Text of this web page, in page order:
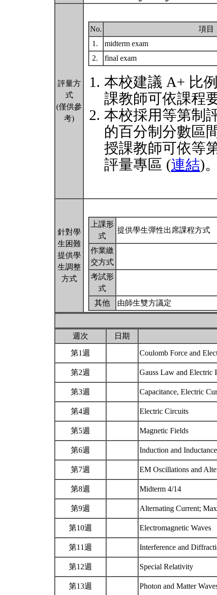
評量方
式
(僅供參
考)
No.
項目
1.
midterm exam
2.
final exam
本校建議 A+ 比
課教師可依課程
本校採用等第制
的百分制分數區
授課教師可依等
評量專區 (連結)
針對學
生困難
提供學
生調整
方式
上課形
式
提供學生彈性出席課程方式
作業繳
交方式
考試形
式
其他
由師生雙方議定
週次 日期
第1週 Coulomb Force and
第2週 Gauss Law and Electric
第3週 Capacitance, Electric
第4週 Electric Circuits
第5週 Magnetic Fields
第6週 Induction and
第7週 EM Oscillations and
第8週 Midterm 4/14
第9週 Alternating Current;
第10週 Electromagnetic Waves
第11週 Interference and
第12週 Special Relativity
第13週 Photon and Matter